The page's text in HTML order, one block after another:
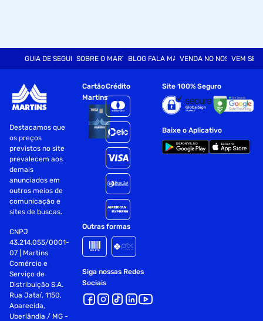
uma referência quando o assunto é iluminação eficiente e
confiável.
Especificações
GUIA DE SEGURANÇASOBRE O MARTINSBLOG FALA MARTVENDA NO NOSSO SITE
VEM SER
Destacamos que
os preços
previstos no site
prevalecem aos
demais
anunciados em
outros meios de
comunicação e
sites de buscas.
CNPJ
43.214.055/0001-
07 | Martins
Comércio e
Serviço de
Distribuição S.A.
Rua Jataí, 1150,
Aparecida,
Uberlândia / MG -
Cartão
Martins
Crédito
Outras formas
Siga nossas Redes
Sociais
Site 100% Seguro
Baixe o Aplicativo